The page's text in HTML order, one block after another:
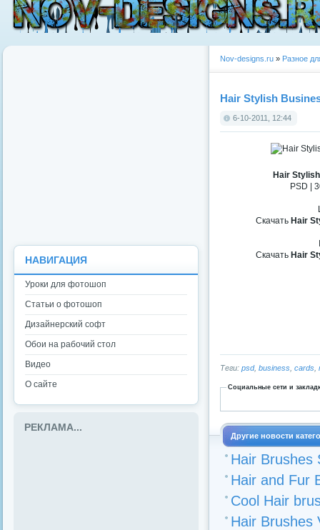
Nov-designs.ru » Разное
Hair Stylish
6-10-2011, 12:44
Hair
PSD |
Скачать Hair
Скачать Hair
Теги: psd, business cards
Социальные сети и
Другие новости
Hair Brushes
Hair and Fur
Cool Hair
Hair Brushes
НАВИГАЦИЯ
Уроки для фотошоп
Статьи о фотошоп
Дизайнерский софт
Обои на рабочий стол
Видео
О сайте
РЕКЛАМА...